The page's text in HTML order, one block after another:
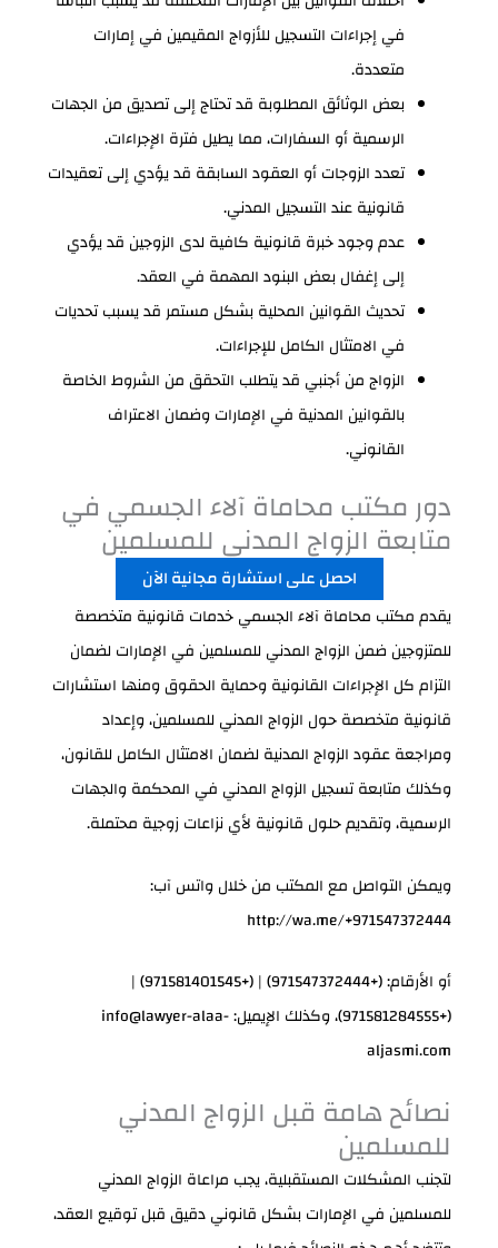
في إجراءات التسجيل للأزواج المقيمين في إمارات
متعددة.
بعض الوثائق المطلوبة قد تحتاج إلى تصديق من الجهات
الرسمية أو السفارات، مما يطيل فترة الإجراءات.
تعدد الزوجات أو العقود السابقة قد يؤدي إلى تعقيدات
قانونية عند التسجيل المدني.
عدم وجود خبرة قانونية كافية لدى الزوجين قد يؤدي
إلى إغفال بعض البنود المهمة في العقد.
تحديث القوانين المحلية بشكل مستمر قد يسبب تحديات
في الامتثال الكامل للإجراءات.
الزواج من أجنبي قد يتطلب التحقق من الشروط الخاصة
بالقوانين المدنية في الإمارات وضمان الاعتراف
القانوني.
دور مكتب محاماة آلاء الجسمي في
متابعة الزواج المدني للمسلمين
احصل على استشارة مجانية الآن
يقدم مكتب محاماة آلاء الجسمي خدمات قانونية متخصصة
للمتزوجين ضمن الزواج المدني للمسلمين في الإمارات لضمان
التزام كل الإجراءات القانونية وحماية الحقوق ومنها استشارات
قانونية متخصصة حول الزواج المدني للمسلمين، وإعداد
ومراجعة عقود الزواج المدنية لضمان الامتثال الكامل للقانون،
وكذلك متابعة تسجيل الزواج المدني في المحكمة والجهات
الرسمية، وتقديم حلول قانونية لأي نزاعات زوجية محتملة.
ويمكن التواصل مع المكتب من خلال واتس آب:
http://wa.me/+971547372444
أو الأرقام: (+971547372444) | (+971581401545) |
(+971581284555)، وكذلك الإيميل: info@lawyer-alaa-
aljasmi.com
نصائح هامة قبل الزواج المدني
للمسلمين
لتجنب المشكلات المستقبلية، يجب مراعاة الزواج المدني
للمسلمين في الإمارات بشكل قانوني دقيق قبل توقيع العقد،